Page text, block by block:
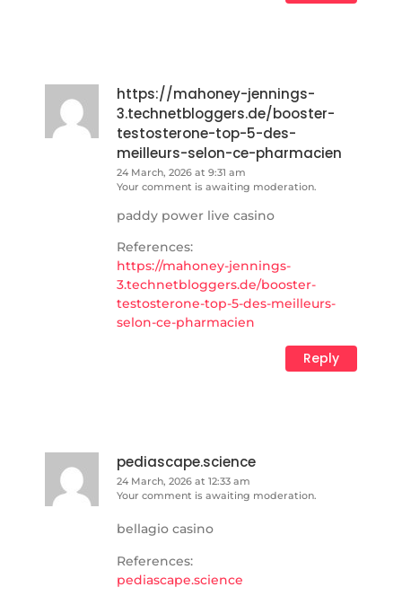
https://mahoney-jennings-
3.technetbloggers.de/booster-
testosterone-top-5-des-
meilleurs-selon-ce-pharmacien
24 March, 2026 at 9:31 am
Your comment is awaiting moderation.
paddy power live casino
References:
https://mahoney-jennings-
3.technetbloggers.de/booster-
testosterone-top-5-des-meilleurs-
selon-ce-pharmacien
Reply
pediascape.science
24 March, 2026 at 12:33 am
Your comment is awaiting moderation.
bellagio casino
References:
pediascape.science